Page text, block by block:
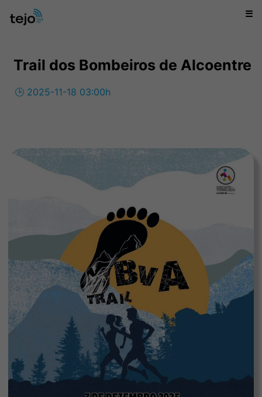
☰
Trail dos Bombeiros de Alcoentre
🕒 2025-11-18 03:00h